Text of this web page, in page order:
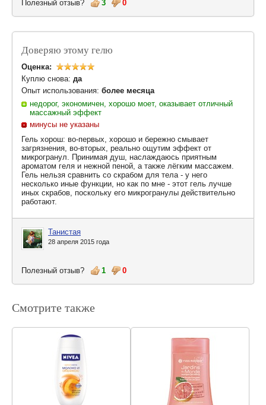
Полезный отзыв? 3 0
Доверяю этому гелю
Оценка:
Куплю снова: да
Опыт использования: более месяца
недорог, экономичен, хорошо моет, оказывает отличный
массажный эффект
минусы не указаны
Гель хорош: во-первых, хорошо и бережно смывает
загрязнения, во-вторых, реально ощутим эффект от
микрогранул. Принимая душ, наслаждаюсь приятным
ароматом геля и нежной пеной, а также лёгким массажем.
Гель нельзя сравнить со скрабом для тела - у него
несколько иные функции, но как по мне - этот гель лучше
иных скрабов, поскольку его микрогранулы действительно
работают.
Танистая
28 апреля 2015 года
Полезный отзыв? 1 0
Смотрите также